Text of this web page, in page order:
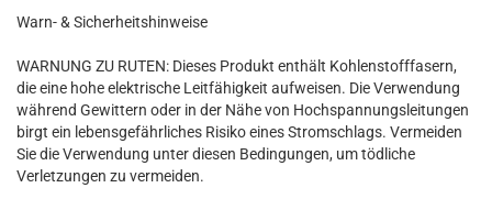
Warn- & Sicherheitshinweise
WARNUNG ZU RUTEN: Dieses Produkt enthält Kohlenstofffasern,
die eine hohe elektrische Leitfähigkeit aufweisen. Die Verwendung
während Gewittern oder in der Nähe von Hochspannungsleitungen
birgt ein lebensgefährliches Risiko eines Stromschlags. Vermeiden
Sie die Verwendung unter diesen Bedingungen, um tödliche
Verletzungen zu vermeiden.